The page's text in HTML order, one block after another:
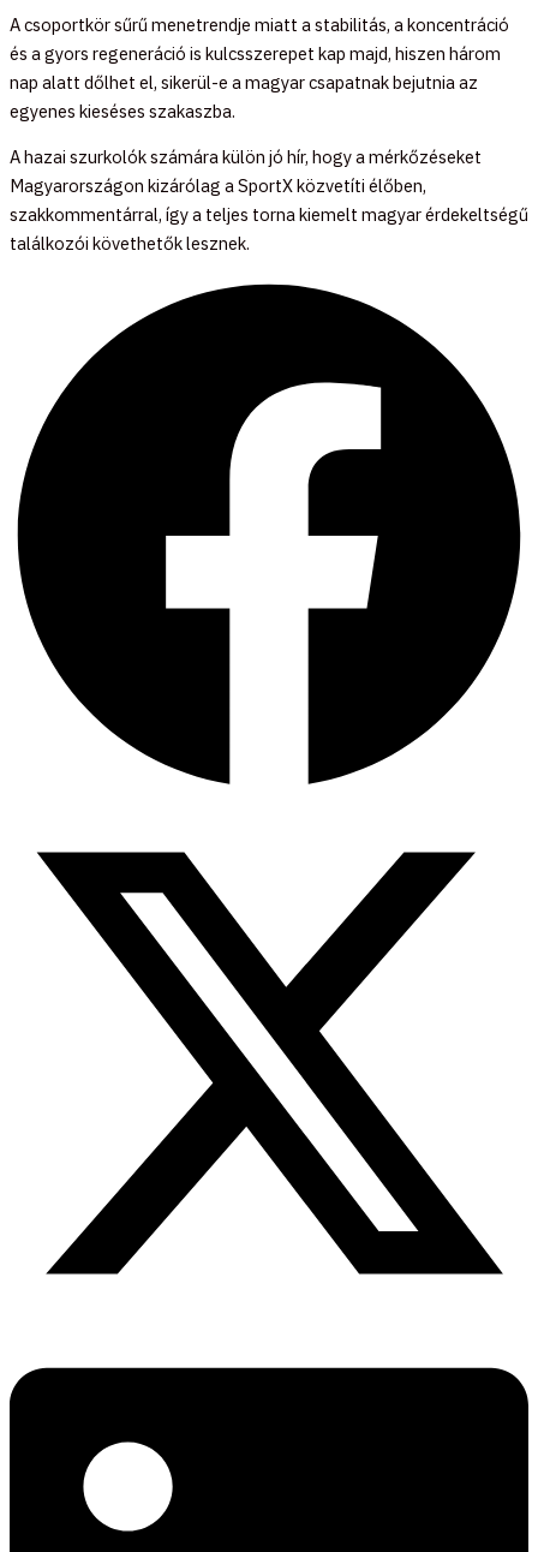
A csoportkör sűrű menetrendje miatt a stabilitás, a koncentráció
és a gyors regeneráció is kulcsszerepet kap majd, hiszen három
nap alatt dőlhet el, sikerül-e a magyar csapatnak bejutnia az
egyenes kieséses szakaszba.
A hazai szurkolók számára külön jó hír, hogy a mérkőzéseket
Magyarországon kizárólag a SportX közvetíti élőben,
szakkommentárral, így a teljes torna kiemelt magyar érdekeltségű
találkozói követhetők lesznek.